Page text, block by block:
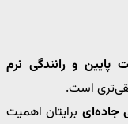
و رانندگی نرم
جاده‌ای برایتان اهمیت